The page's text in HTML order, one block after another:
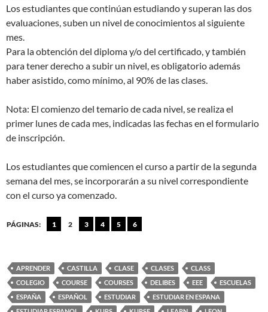
Los estudiantes que continúan estudiando y superan las dos
evaluaciones, suben un nivel de conocimientos al siguiente
mes.
Para la obtención del diploma y/o del certificado, y también
para tener derecho a subir un nivel, es obligatorio además
haber asistido, como mínimo, al 90% de las clases.
Nota: El comienzo del temario de cada nivel, se realiza el
primer lunes de cada mes, indicadas las fechas en el formulario
de inscripción.
Los estudiantes que comiencen el curso a partir de la segunda
semana del mes, se incorporarán a su nivel correspondiente
con el curso ya comenzado.
PÁGINAS: 1 2 3 4 5 6
APRENDER CASTILLA CLASE CLASES
CLASS
COLEGIO
COURSE COURSES DELIBES EEE
ESCUELAS
ESPAÑA
ESPAÑOL ESTUDIAR
ESTUDIAR EN ESPANA